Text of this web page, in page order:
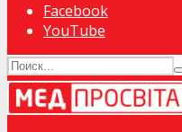
Facebook
YouTube